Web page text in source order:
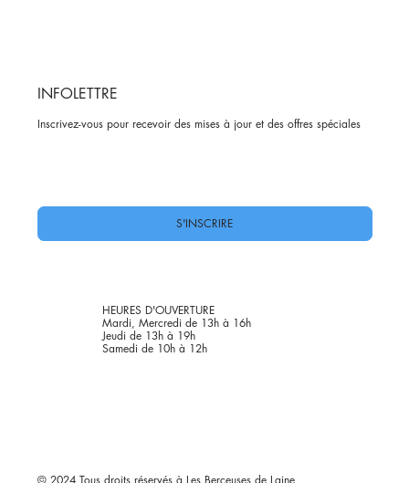
INFOLETTRE
Inscrivez-vous pour recevoir des mises à jour et des offres spéciales
S'INSCRIRE
HEURES D'OUVERTURE
Mardi, Mercredi de 13h à 16h
Jeudi de 13h à 19h
Samedi de 10h à 12h
© 2024 Tous droits réservés à Les Berçeuses de Laine